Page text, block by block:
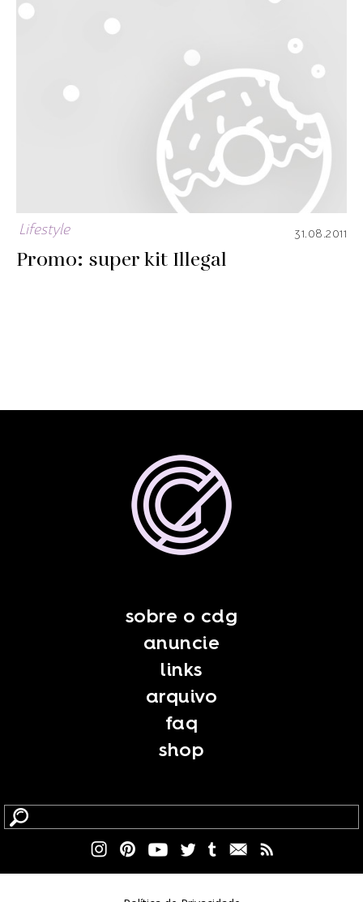
Lifestyle 31.08.2011
Promo: super kit Illegal
sobre o cdg
anuncie
links
arquivo
faq
shop